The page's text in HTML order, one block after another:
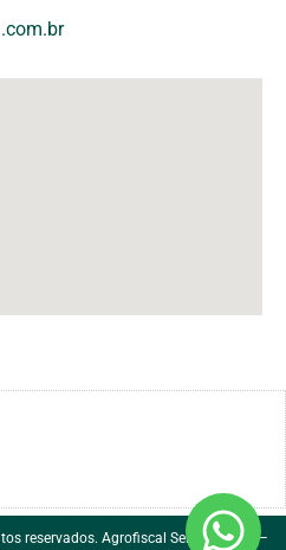
reservados. Agrofiscal Serviços Ltda –